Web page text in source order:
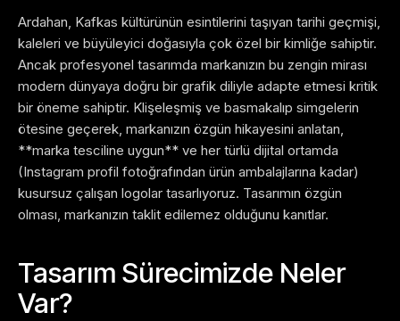
Ardahan, Kafkas kültürünün esintilerini taşıyan tarihi geçmişi,
kaleleri ve büyüleyici doğasıyla çok özel bir kimliğe sahiptir.
Ancak profesyonel tasarımda markanızın bu zengin mirası
modern dünyaya doğru bir grafik diliyle adapte etmesi kritik
bir öneme sahiptir. Klişeleşmiş ve basmakalıp simgelerin
ötesine geçerek, markanızın özgün hikayesini anlatan,
**marka tesciline uygun** ve her türlü dijital ortamda
(Instagram profil fotoğrafından ürün ambalajlarına kadar)
kusursuz çalışan logolar tasarlıyoruz. Tasarımın özgün
olması, markanızın taklit edilemez olduğunu kanıtlar.
Tasarım Sürecimizde Neler
Var?